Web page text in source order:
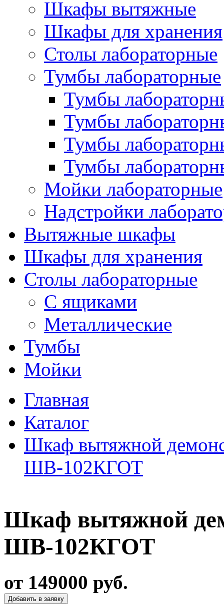
Шкафы вытяжные
Шкафы для хранения
Столы лабораторные
Тумбы лабораторные
Тумбы
Тумбы
Тумбы
Тумбы
Мойки лабораторные
Надстройки
Вытяжные шкафы
Шкафы для хранения
Столы лабораторные
С ящиками
Металлические
Тумбы
Мойки
Главная
Каталог
Шкаф вытяжной
ШВ-102КГОТ
Шкаф вытяжной
ШВ-102КГОТ
от 149000 руб.
Добавить в заявку